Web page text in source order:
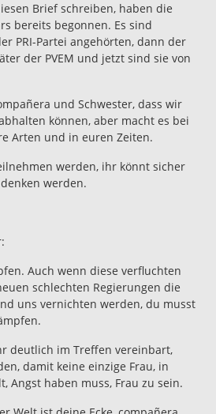
Brief schreiben, haben die
bereits begonnen. Es sind
PRI-Partei angehörten, dann der
der PVEM und jetzt sind sie von
und Schwester, dass wir
können, aber macht es bei
Arten und in euren Zeiten.
werden, ihr könnt sicher
werden.
Auch wenn diese verfluchten
schlechten Regierungen die
uns vernichten werden, du musst
deutlich im Treffen vereinbart,
damit keine einzige Frau, in
Angst haben muss, Frau zu sein.